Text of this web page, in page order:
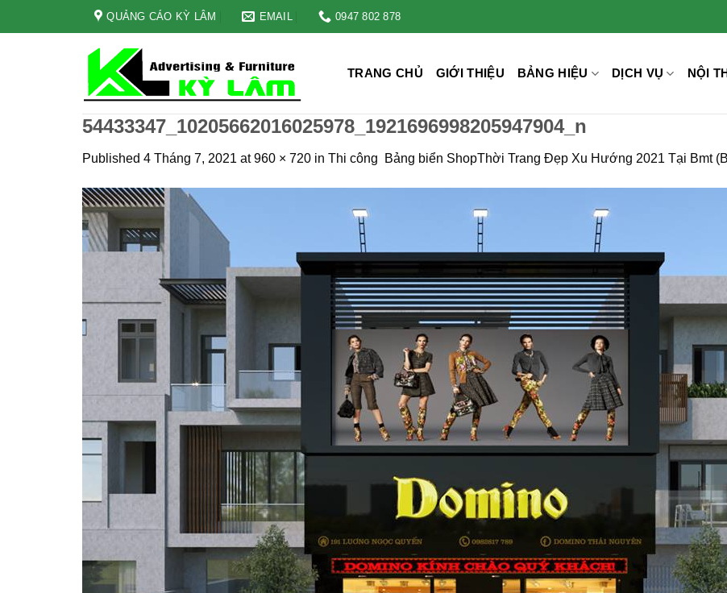
QUẢNG CÁO KỲ LÂM EMAIL 0947 802 878
TRANG CHỦ GIỚI THIỆU BẢNG HIỆU DỊCH VỤ NỘI
54433347_10205662016025978_1921696998205947904_n
Published 4 Tháng 7, 2021 at960 × 720 in Thi công Bảng biển ShopThời Trang Đẹp Xu Hướng 2021 Tại Bmt